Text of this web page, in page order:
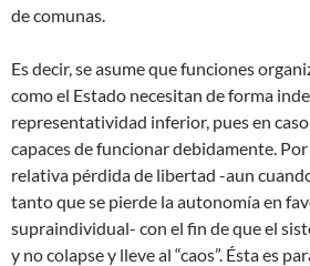
de comunas.
Es decir, se asume que funciones
como el Estado necesitan de forma
representatividad inferior, pues en
capaces de funcionar debidamente.
relativa pérdida de libertad -aun
tanto que se pierde la autonomía en
supraindividual- con el fin de que el
y no colapse y lleve al “caos”. Ésta es